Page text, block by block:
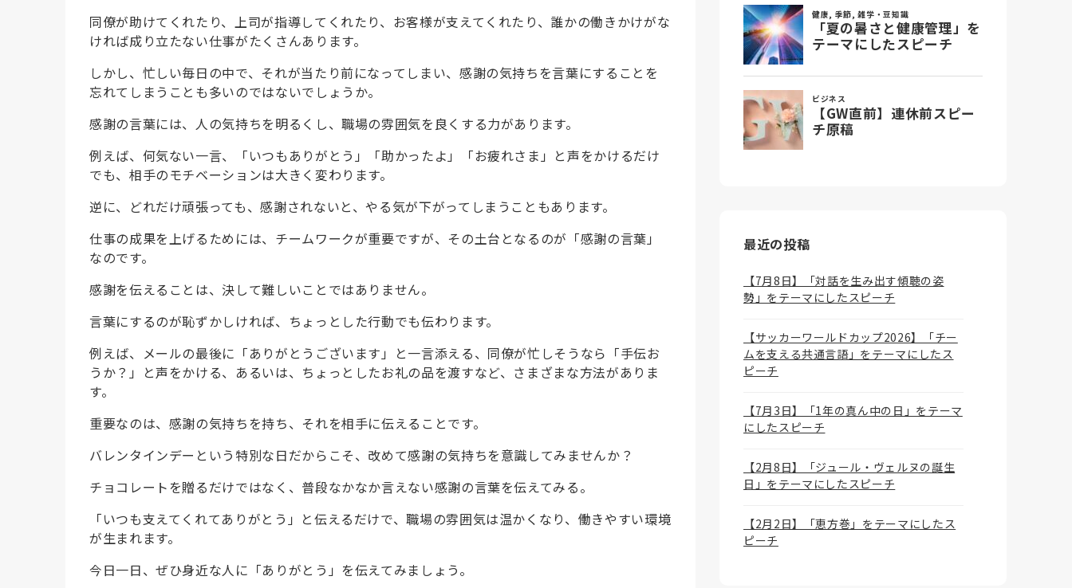
同僚が助けてくれたり、上司が指導してくれたり、お客様が支えてくれたり、誰かの働きかけがな
ければ成り立たない仕事がたくさんあります。
しかし、忙しい毎日の中で、それが当たり前になってしまい、感謝の気持ちを言葉にすることを
忘れてしまうことも多いのではないでしょうか。
感謝の言葉には、人の気持ちを明るくし、職場の雰囲気を良くする力があります。
例えば、何気ない一言、「いつもありがとう」「助かったよ」「お疲れさま」と声をかけるだけ
でも、相手のモチベーションは大きく変わります。
逆に、どれだけ頑張っても、感謝されないと、やる気が下がってしまうこともあります。
仕事の成果を上げるためには、チームワークが重要ですが、その土台となるのが「感謝の言葉」
なのです。
感謝を伝えることは、決して難しいことではありません。
言葉にするのが恥ずかしければ、ちょっとした行動でも伝わります。
例えば、メールの最後に「ありがとうございます」と一言添える、同僚が忙しそうなら「手伝お
うか？」と声をかける、あるいは、ちょっとしたお礼の品を渡すなど、さまざまな方法がありま
す。
重要なのは、感謝の気持ちを持ち、それを相手に伝えることです。
バレンタインデーという特別な日だからこそ、改めて感謝の気持ちを意識してみませんか？
チョコレートを贈るだけではなく、普段なかなか言えない感謝の言葉を伝えてみる。
「いつも支えてくれてありがとう」と伝えるだけで、職場の雰囲気は温かくなり、働きやすい環境
が生まれます。
今日一日、ぜひ身近な人に「ありがとう」を伝えてみましょう。
最近の投稿
【7月8日】「対話を生み出す傾聴の姿
勢」をテーマにしたスピーチ
【サッカーワールドカップ2026】「チー
ムを支える共通言語」をテーマにしたス
ピーチ
【7月3日】「1年の真ん中の日」をテーマ
にしたスピーチ
【2月8日】「ジュール・ヴェルヌの誕生
日」をテーマにしたスピーチ
【2月2日】「恵方巻」をテーマにしたス
ピーチ